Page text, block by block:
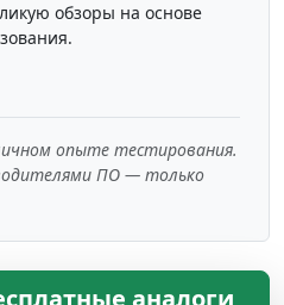
обзоры на основе
опыте тестирования.
ПО — только
аналоги